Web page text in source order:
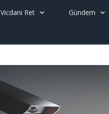
Vicdani Ret Gündem